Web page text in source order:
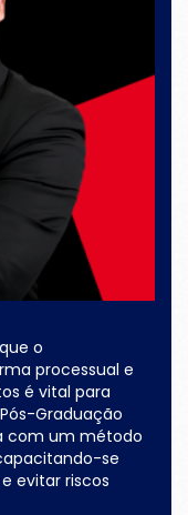
o
processual e
é vital para
Graduação
com um método
se
evitar riscos